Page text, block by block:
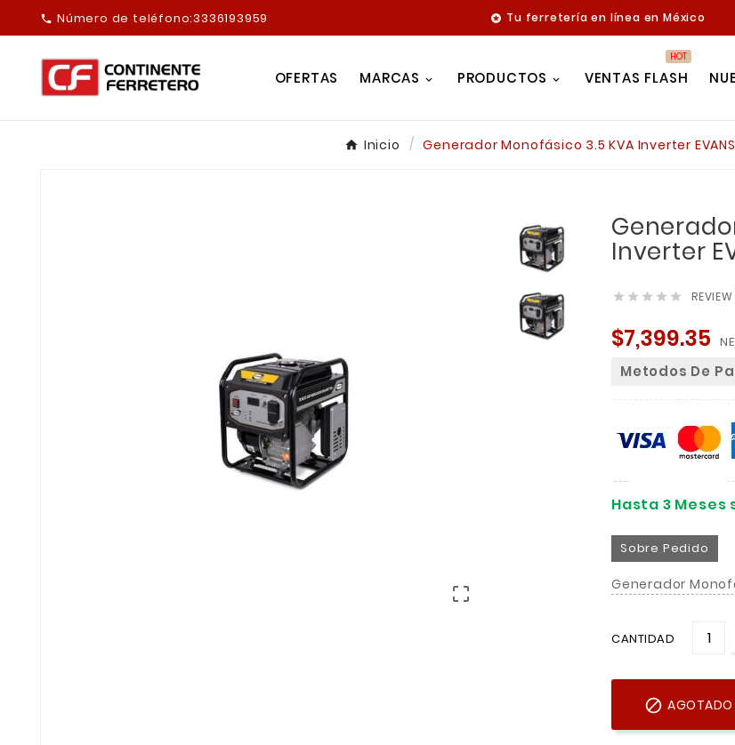
 Número de teléfono:3336193959  Tu ferretería en línea en México
OFERTAS MARCAS PRODUCTOS VENTAS FLASH
HOT
Inicio Generador Monofásico 3.5 KVA Inverter

Inverter
    
$7,399.35
Metodos De
Hasta 3
Sobre Pedido
Generador
CANTIDAD
 AGOTADO